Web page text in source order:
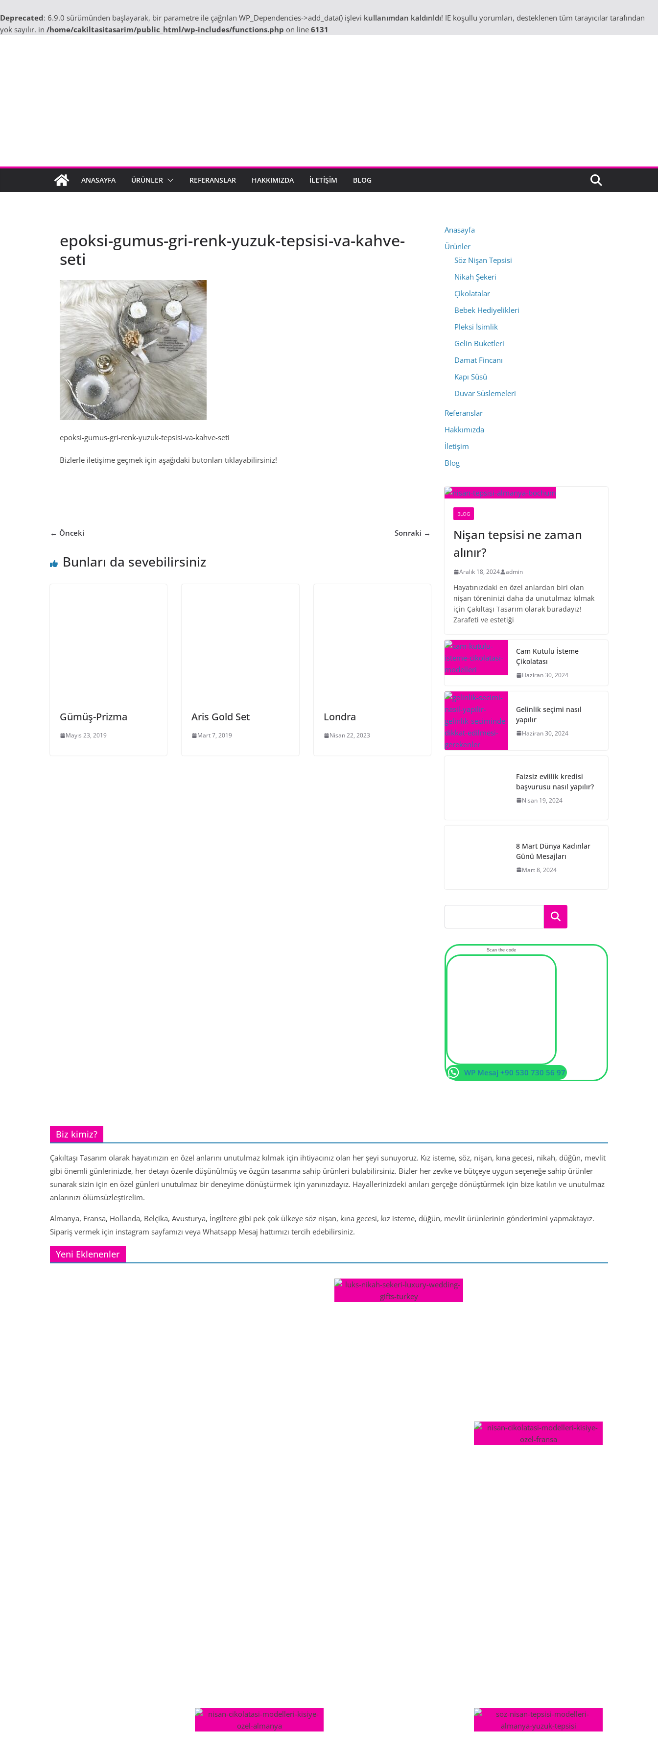
Deprecated: 6.9.0 sürümünden başlayarak, bir parametre ile çağrılan WP_Dependencies->add_data() işlevi kullanımdan kaldırıldı! IE koşullu yorumları, desteklenen tüm tarayıcılar tarafından
yok sayılır. in /home/cakiltasitasarim/public_html/wp-includes/functions.php on line 6131
ANASAYFA ÜRÜNLER REFERANSLAR HAKKIMIZDA İLETIŞIM BLOG
epoksi-gumus-gri-renk-yuzuk-tepsisi-va-kahve-
seti
epoksi-gumus-gri-renk-yuzuk-tepsisi-va-kahve-seti
Bizlerle iletişime geçmek için aşağıdaki butonları tıklayabilirsiniz!
← Önceki Sonraki →
Bunları da sevebilirsiniz
Gümüş-Prizma
Mayıs 23, 2019
Aris Gold Set
Mart 7, 2019
Londra
Nisan 22, 2023
Anasayfa
Ürünler
Söz Nişan Tepsisi
Nikah Şekeri
Çikolatalar
Bebek Hediyelikleri
Pleksi İsimlik
Gelin Buketleri
Damat Fincanı
Kapı Süsü
Duvar Süslemeleri
Referanslar
Hakkımızda
İletişim
Blog
BLOG
Nişan tepsisi ne zaman
alınır?
Aralık 18, 2024 admin
Hayatınızdaki en özel anlardan biri olan
nişan töreninizi daha da unutulmaz kılmak
için Çakıltaşı Tasarım olarak buradayız!
Zarafeti ve estetiği
Cam Kutulu İsteme
Çikolatası
Haziran 30, 2024
Gelinlik seçimi nasıl
yapılır
Haziran 30, 2024
Faizsiz evlilik kredisi
başvurusu nasıl yapılır?
Nisan 19, 2024
8 Mart Dünya Kadınlar
Günü Mesajları
Mart 8, 2024
Ara
Scan the code
WP Mesaj +90 530 730 56 97
Biz kimiz?
Çakıltaşı Tasarım olarak hayatınızın en özel anlarını unutulmaz kılmak için ihtiyacınız olan her şeyi sunuyoruz. Kız isteme, söz, nişan, kına gecesi, nikah, düğün, mevlit
gibi önemli günlerinizde, her detayı özenle düşünülmüş ve özgün tasarıma sahip ürünleri bulabilirsiniz. Bizler her zevke ve bütçeye uygun seçeneğe sahip ürünler
sunarak sizin için en özel günleri unutulmaz bir deneyime dönüştürmek için yanınızdayız. Hayallerinizdeki anıları gerçeğe dönüştürmek için bize katılın ve unutulmaz
anlarınızı ölümsüzleştirelim.
Almanya, Fransa, Hollanda, Belçika, Avusturya, İngiltere gibi pek çok ülkeye söz nişan, kına gecesi, kız isteme, düğün, mevlit ürünlerinin gönderimini yapmaktayız.
Sipariş vermek için instagram sayfamızı veya Whatsapp Mesaj hattımızı tercih edebilirsiniz.
Yeni Eklenenler